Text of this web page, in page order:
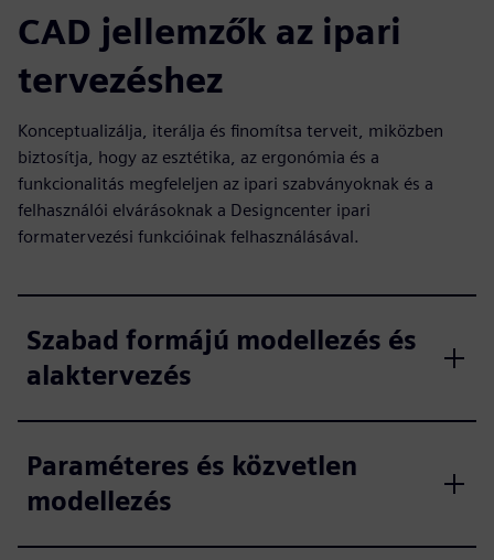
CAD jellemzők az ipari
tervezéshez
Konceptualizálja, iterálja és finomítsa terveit, miközben
biztosítja, hogy az esztétika, az ergonómia és a
funkcionalitás megfeleljen az ipari szabványoknak és a
felhasználói elvárásoknak a Designcenter ipari
formatervezési funkcióinak felhasználásával.
Szabad formájú modellezés és
alaktervezés
Paraméteres és közvetlen
modellezés